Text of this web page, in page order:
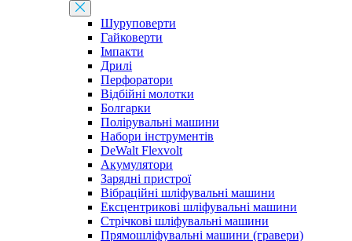
Шуруповерти
Гайковерти
Імпакти
Дрилі
Перфоратори
Відбійні молотки
Болгарки
Полірувальні машини
Набори інструментів
DeWalt Flexvolt
Акумулятори
Зарядні пристрої
Вібраційні шліфувальні машини
Ексцентрикові шліфувальні машини
Стрічкові шліфувальні машини
Прямошліфувальні машини (гравери)